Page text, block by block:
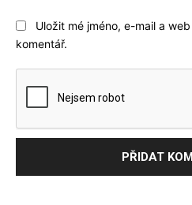
Uložit mé jméno, e-mail a
komentář.